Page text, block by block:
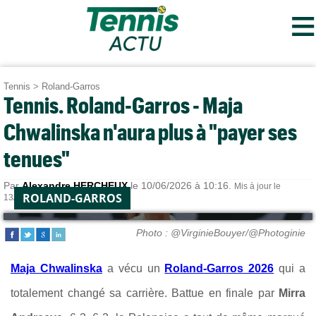
≡
Tennis > Roland-Garros
Tennis. Roland-Garros - Maja
Chwalinska n'aura plus à "payer ses
tenues"
ParAlexandre HERCHEUXle 10/06/2026 à 10:16.
Mis à jour le
13/06/2026 à 11:40.
ROLAND-GARROS
Photo : @VirginieBouyer/@Photoginie
Maja Chwalinskaa vécu un Roland-Garros 2026 qui a
totalement changé sa carrière. Battue en finale par Mirra